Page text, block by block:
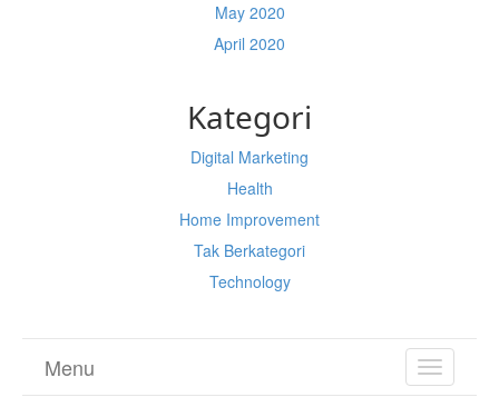
May 2020
April 2020
Kategori
Digital Marketing
Health
Home Improvement
Tak Berkategori
Technology
TOGGLE
Menu